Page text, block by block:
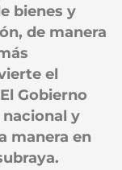
bienes y
de manera
el
Gobierno
y
manera en